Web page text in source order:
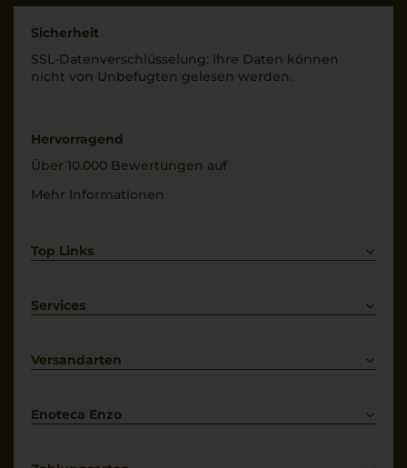
Rebsorten
Sauvignon
18 °C
13,5 % Vol.
Italien
trocken
Sicherheit
SSL-Daten­verschlüs­selung: Ihre Daten können
nicht von Unbe­fugten gelesen werden.
Hervorragend
Über 10.000 Bewertungen auf
Mehr Informationen
Top Links
Weißwein
Services
Kontakt
Versandarten
Enoteca Enzo